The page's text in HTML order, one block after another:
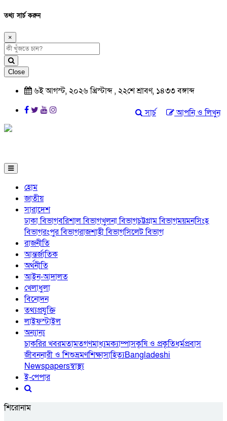
তথ্য সার্চ করুন
×
Close
৬ই আগস্ট, ২০২৬ খ্রিস্টাব্দ , ২২শে শ্রাবণ, ১৪৩৩ বঙ্গাব্দ
আপনি ও লিখুন
সার্চ
হোম
জাতীয়
সারাদেশ
ঢাকা বিভাগবরিশাল বিভাগখুলনা বিভাগচট্টগ্রাম বিভাগময়মনসিংহ
বিভাগরংপুর বিভাগরাজশাহী বিভাগসিলেট বিভাগ
রাজনীতি
আন্তর্জাতিক
অর্থনীতি
আইন-আদালত
খেলাধুলা
বিনোদন
তথ্যপ্রযুক্তি
লাইফস্টাইল
অন্যান্য
চাকরির খবরমতামতগণমাধ্যমক্যাম্পাসকৃষি ও প্রকৃতিধর্মপ্রবাস
জীবননারী ও শিশুভ্রমণশিক্ষাসাহিত্যBangladeshi
Newspapersস্বাস্থ্য
ই-পেপার
শিরোনাম